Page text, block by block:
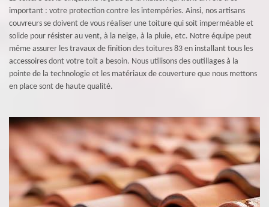
important : votre protection contre les intempéries. Ainsi, nos artisans
couvreurs se doivent de vous réaliser une toiture qui soit imperméable et
solide pour résister au vent, à la neige, à la pluie, etc. Notre équipe peut
même assurer les travaux de finition des toitures 83 en installant tous les
accessoires dont votre toit a besoin. Nous utilisons des outillages à la
pointe de la technologie et les matériaux de couverture que nous mettons
en place sont de haute qualité.